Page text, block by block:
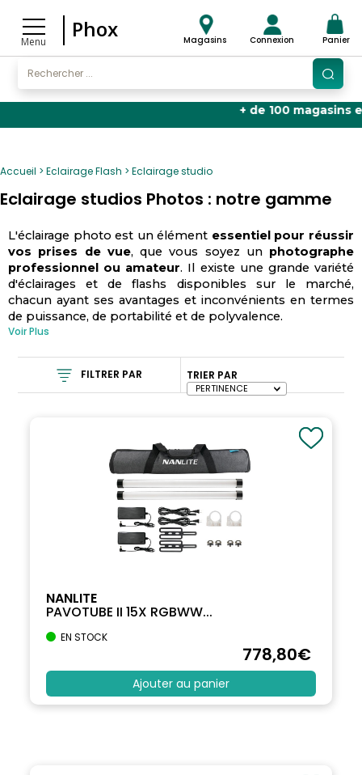
Menu
Phox Magasins Connexion Panier
+ de 100 magasins en
Accueil Eclairage Flash Eclairage studio
Eclairage studios Photos : notre gamme
L'éclairage photo est un élément essentiel pour réussir
vos prises de vue, que vous soyez un photographe
professionnel ou amateur. Il existe une grande variété
d'éclairages et de flashs disponibles sur le marché,
chacun ayant ses avantages et inconvénients en termes
de puissance, de portabilité et de polyvalence.
Voir Plus
FILTRER PAR TRIER PAR
NANLITE
PAVOTUBE II 15X RGBWW...
EN STOCK
778,80€
Ajouter au panier